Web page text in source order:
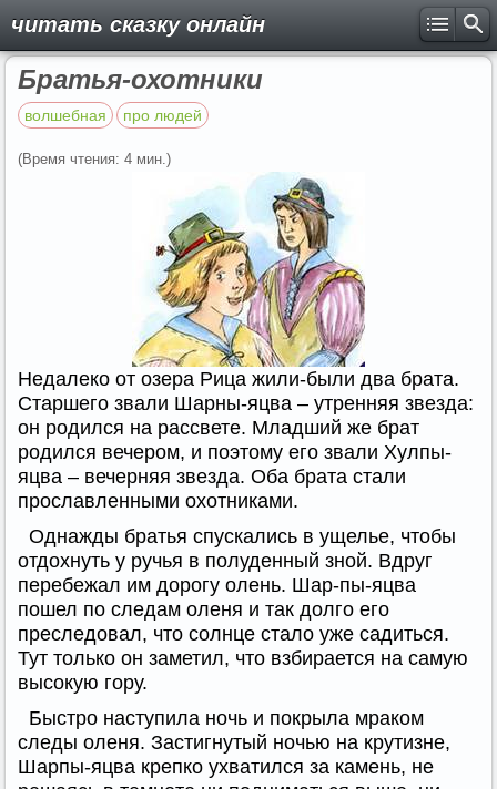
читать сказку онлайн
Братья-охотники
волшебная про людей
(Время чтения: 4 мин.)
Недалеко от озера Рица жили-были два брата.
Старшего звали Шарны-яцва – утренняя звезда:
он родился на рассвете. Младший же брат
родился вечером, и поэтому его звали Хулпы-
яцва – вечерняя звезда. Оба брата стали
прославленными охотниками.
Однажды братья спускались в ущелье, чтобы
отдохнуть у ручья в полуденный зной. Вдруг
перебежал им дорогу олень. Шар-пы-яцва
пошел по следам оленя и так долго его
преследовал, что солнце стало уже садиться.
Тут только он заметил, что взбирается на самую
высокую гору.
Быстро наступила ночь и покрыла мраком
следы оленя. Застигнутый ночью на крутизне,
Шарпы-яцва крепко ухватился за камень, не